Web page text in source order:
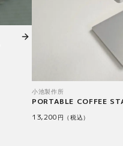
小池製作所
PORTABLE COFFEE
13,200 円（税込）